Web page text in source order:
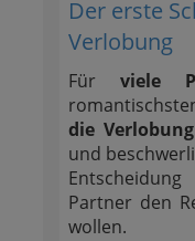
Der erste
Verlobung
Für viele
die Verlobung
und
Partner den
wollen.